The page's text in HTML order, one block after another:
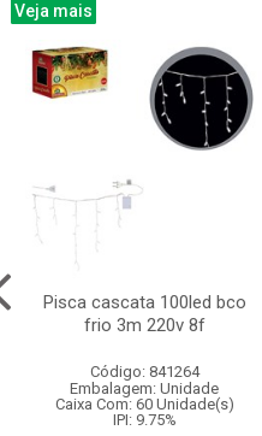
Veja mais
Pisca cascata 100led bco
frio 3m 220v 8f
Código: 841264
Embalagem: Unidade
Caixa Com: 60 Unidade(s)
IPI: 9.75%